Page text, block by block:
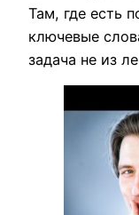
Там, где есть
ключевые
задача не из